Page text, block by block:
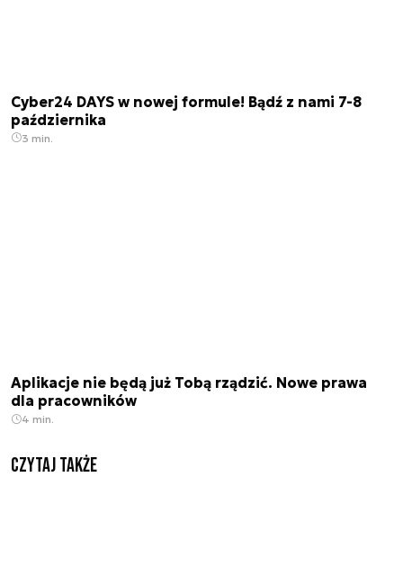
Cyber24 DAYS w nowej formule! Bądź z nami 7-8
października
3 min.
Aplikacje nie będą już Tobą rządzić. Nowe prawa
dla pracowników
4 min.
Czytaj także